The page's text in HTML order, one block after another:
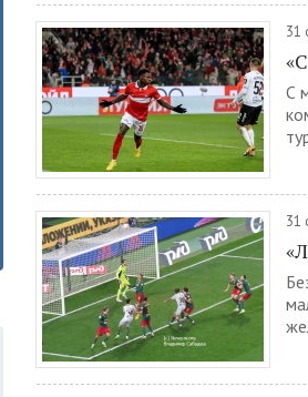
31
С
31